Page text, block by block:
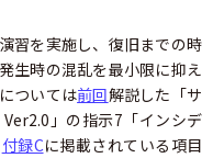
習を実施し、復旧までの時
生時の混乱を最小限に抑え
ついては前回解説した「サ
」の指示7「インシデ
付録Cに掲載されている項目